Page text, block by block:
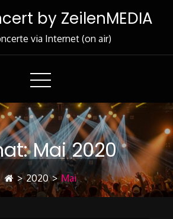
by ZeilenMEDIA
via Internet (on air)
Mai 2020
> 2020 > Mai